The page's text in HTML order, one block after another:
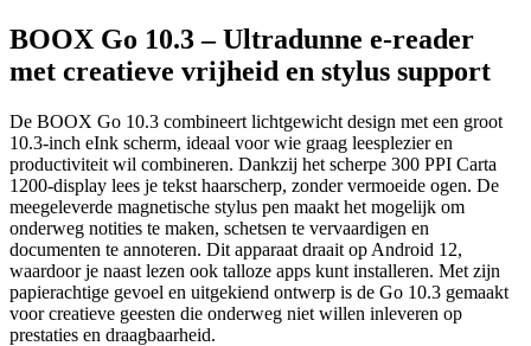
BOOX Go 10.3 – Ultradunne e-reader
met creatieve vrijheid en stylus support
De BOOX Go 10.3 combineert lichtgewicht design met een groot
10.3-inch eInk scherm, ideaal voor wie graag leesplezier en
productiviteit wil combineren. Dankzij het scherpe 300 PPI Carta
1200-display lees je tekst haarscherp, zonder vermoeide ogen. De
meegeleverde magnetische stylus pen maakt het mogelijk om
onderweg notities te maken, schetsen te vervaardigen en
documenten te annoteren. Dit apparaat draait op Android 12,
waardoor je naast lezen ook talloze apps kunt installeren. Met zijn
papierachtige gevoel en uitgekiend ontwerp is de Go 10.3 gemaakt
voor creatieve geesten die onderweg niet willen inleveren op
prestaties en draagbaarheid.